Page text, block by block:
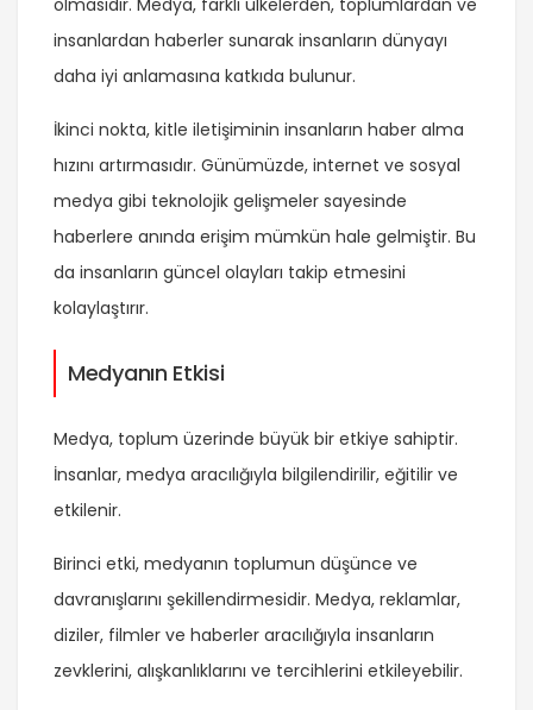
insanlardan haberler sunarak insanların dünyayı
daha iyi anlamasına katkıda bulunur.
İkinci nokta, kitle iletişiminin insanların haber alma
hızını artırmasıdır. Günümüzde, internet ve sosyal
medya gibi teknolojik gelişmeler sayesinde
haberlere anında erişim mümkün hale gelmiştir. Bu
da insanların güncel olayları takip etmesini
kolaylaştırır.
Medyanın Etkisi
Medya, toplum üzerinde büyük bir etkiye sahiptir.
İnsanlar, medya aracılığıyla bilgilendirilir, eğitilir ve
etkilenir.
Birinci etki, medyanın toplumun düşünce ve
davranışlarını şekillendirmesidir. Medya, reklamlar,
diziler, filmler ve haberler aracılığıyla insanların
zevklerini, alışkanlıklarını ve tercihlerini etkileyebilir.